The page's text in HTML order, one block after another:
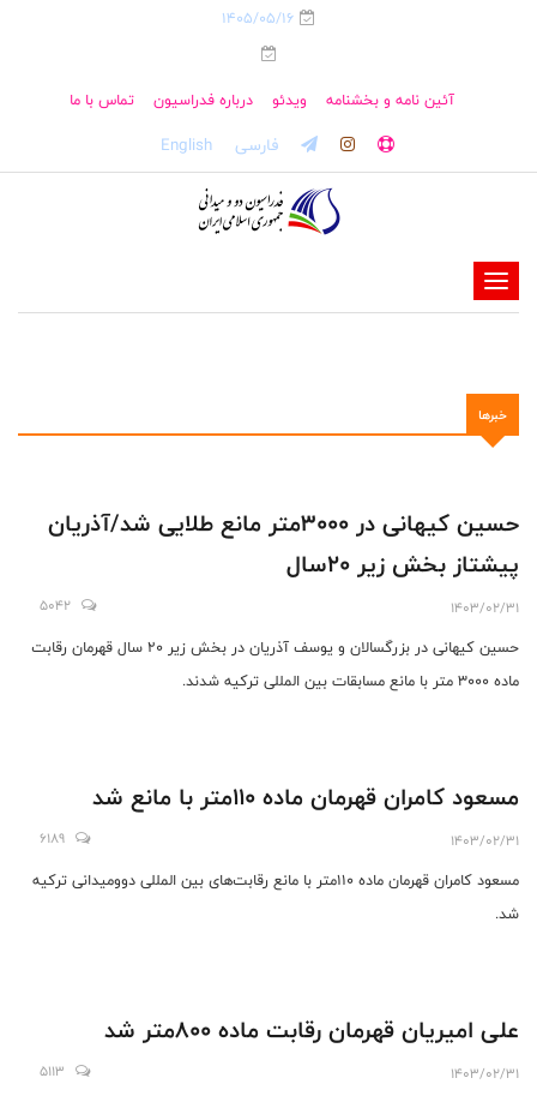
1405/05/16
آئین نامه و بخشنامه ویدئو درباره فدراسیون تماس با ما
فارسی English
-
-
-
-
-
خبرها
حسین کیهانی در ۳۰۰۰متر مانع طلایی شد/آذریان
پیشتاز بخش زیر ۲۰سال
1403/02/31
5042
حسین کیهانی در بزرگسالان و یوسف آذریان در بخش زیر 20 سال قهرمان رقابت
ماده 3000 متر با مانع مسابقات بین المللی ترکیه شدند.
مسعود کامران قهرمان ماده ۱۱۰متر با مانع شد
1403/02/31
6189
مسعود کامران قهرمان ماده ۱۱۰متر با مانع رقابت‌های بین المللی دوومیدانی ترکیه
شد.
علی امیریان قهرمان رقابت ماده ۸۰۰متر شد
1403/02/31
5113